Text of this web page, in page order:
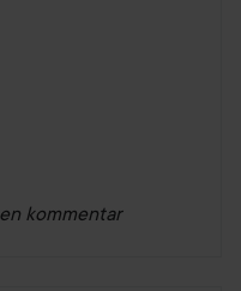
kommentar